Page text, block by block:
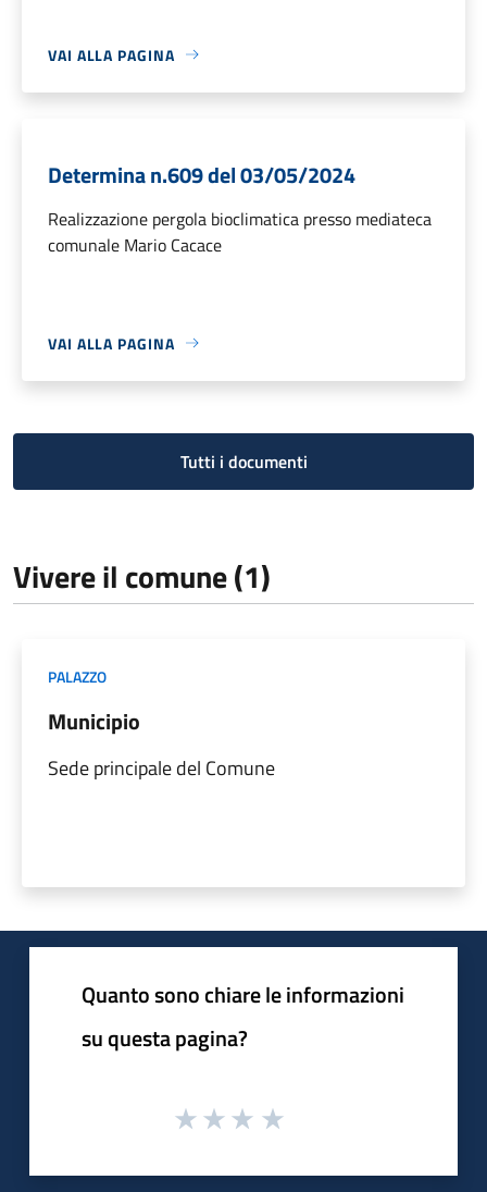
VAI ALLA PAGINA
Determina n.609 del 03/05/2024
Realizzazione pergola bioclimatica presso mediateca
comunale Mario Cacace
VAI ALLA PAGINA
Tutti i documenti
Vivere il comune (1)
PALAZZO
Municipio
Sede principale del Comune
Quanto sono chiare le informazioni
su questa pagina?